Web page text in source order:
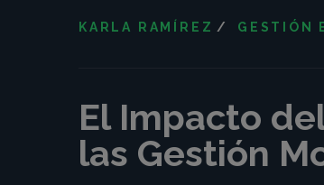
KARLA RAMÍREZ / GESTIÓN
El Impacto
las Gestión